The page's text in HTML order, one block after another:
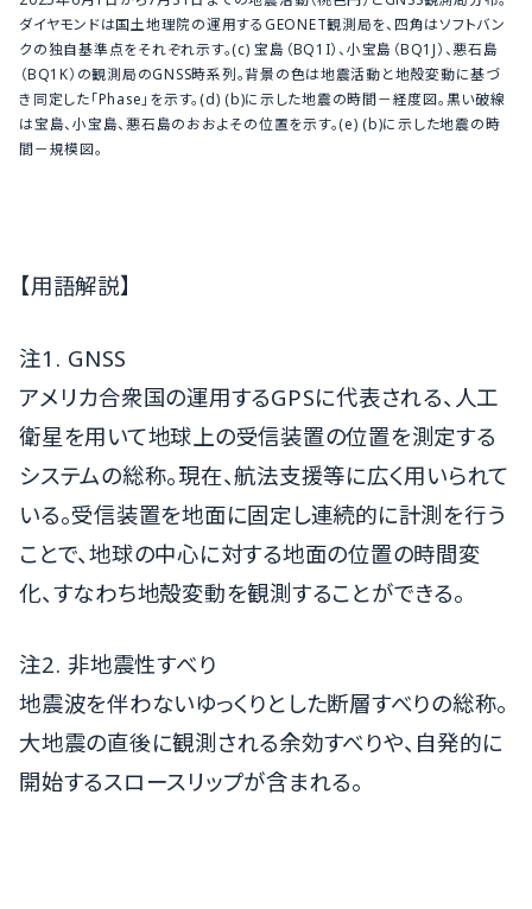
ダイヤモンドは国土地理院の運用するGEONET観測局を、四角はソフトバン
クの独自基準点をそれぞれ示す。(c) 宝島（BQ1I）、小宝島（BQ1J）、悪石島
（BQ1K）の観測局のGNSS時系列。背景の色は地震活動と地殻変動に基づ
き同定した「Phase」を示す。(d) (b)に示した地震の時間－経度図。黒い破線
は宝島、小宝島、悪石島のおおよその位置を示す。(e) (b)に示した地震の時
間－規模図。
【用語解説】
注1. GNSS
アメリカ合衆国の運用するGPSに代表される、人工
衛星を用いて地球上の受信装置の位置を測定する
システムの総称。現在、航法支援等に広く用いられて
いる。受信装置を地面に固定し連続的に計測を行う
ことで、地球の中心に対する地面の位置の時間変
化、すなわち地殻変動を観測することができる。
注2. 非地震性すべり
地震波を伴わないゆっくりとした断層すべりの総称。
大地震の直後に観測される余効すべりや、自発的に
開始するスロースリップが含まれる。